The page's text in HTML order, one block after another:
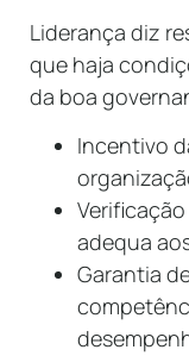
Liderança diz
que haja
da boa
Incentivo
adequa
Garantia